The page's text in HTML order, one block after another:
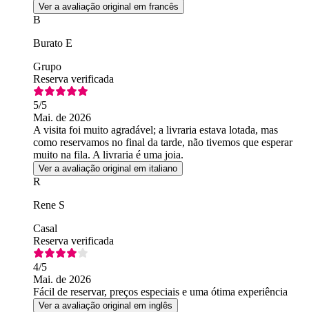
Ver a avaliação original em francês
B
Burato E
Grupo
Reserva verificada
5/5
Mai. de 2026
A visita foi muito agradável; a livraria estava lotada, mas
como reservamos no final da tarde, não tivemos que esperar
muito na fila. A livraria é uma joia.
Ver a avaliação original em italiano
R
Rene S
Casal
Reserva verificada
4/5
Mai. de 2026
Fácil de reservar, preços especiais e uma ótima experiência
Ver a avaliação original em inglês